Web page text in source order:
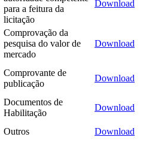
para a feitura da
licitação
Download
Comprovação da
pesquisa do valor de
mercado
Download
Comprovante de
publicação
Download
Documentos de
Habilitação
Download
Outros
Download